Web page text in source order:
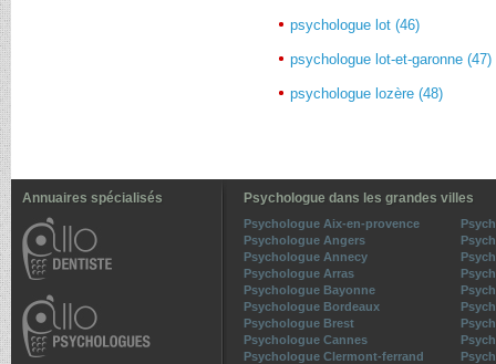
psychologue lot (46)
psychologue lot-et-garonne (47)
psychologue lozère (48)
Annuaires spécialisés Psychologue dans les grandes villes
Psychologue Aix-en-provence
Psychologue Angers
Psychologue Annecy
Psychologue Arras
Psychologue Bayonne
Psychologue Bordeaux
Psychologue Brest
Psychologue Cannes
Psychologue Clermont-ferrand